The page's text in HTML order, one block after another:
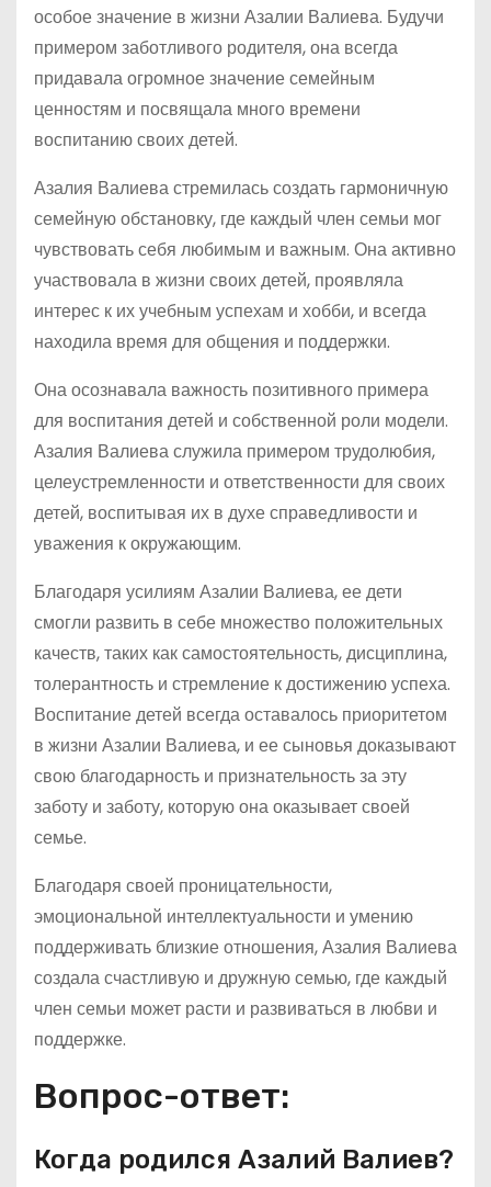
особое значение в жизни Азалии Валиева. Будучи
примером заботливого родителя, она всегда
придавала огромное значение семейным
ценностям и посвящала много времени
воспитанию своих детей.
Азалия Валиева стремилась создать гармоничную
семейную обстановку, где каждый член семьи мог
чувствовать себя любимым и важным. Она активно
участвовала в жизни своих детей, проявляла
интерес к их учебным успехам и хобби, и всегда
находила время для общения и поддержки.
Она осознавала важность позитивного примера
для воспитания детей и собственной роли модели.
Азалия Валиева служила примером трудолюбия,
целеустремленности и ответственности для своих
детей, воспитывая их в духе справедливости и
уважения к окружающим.
Благодаря усилиям Азалии Валиева, ее дети
смогли развить в себе множество положительных
качеств, таких как самостоятельность, дисциплина,
толерантность и стремление к достижению успеха.
Воспитание детей всегда оставалось приоритетом
в жизни Азалии Валиева, и ее сыновья доказывают
свою благодарность и признательность за эту
заботу и заботу, которую она оказывает своей
семье.
Благодаря своей проницательности,
эмоциональной интеллектуальности и умению
поддерживать близкие отношения, Азалия Валиева
создала счастливую и дружную семью, где каждый
член семьи может расти и развиваться в любви и
поддержке.
Вопрос-ответ:
Когда родился Азалий Валиев?